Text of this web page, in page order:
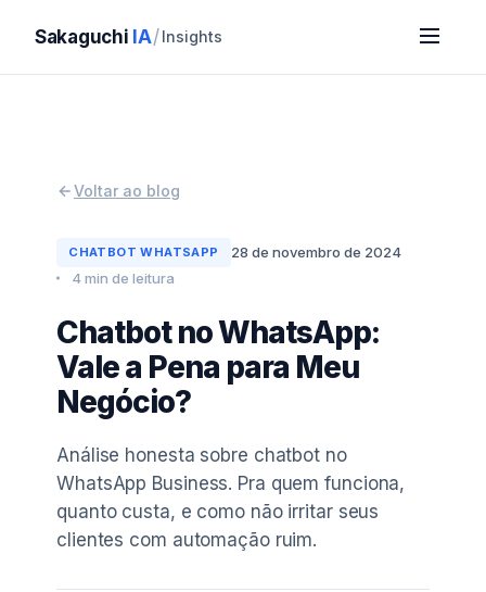
Sakaguchi IA/Insights
Voltar ao blog
CHATBOT WHATSAPP
28 de novembro de 2024
4 min de leitura
Chatbot no WhatsApp:
Vale a Pena para Meu
Negócio?
Análise honesta sobre chatbot no
WhatsApp Business. Pra quem funciona,
quanto custa, e como não irritar seus
clientes com automação ruim.